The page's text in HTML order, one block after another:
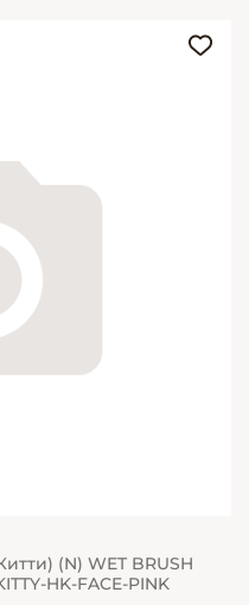
(N) WET BRUSH
HK-FACE-PINK